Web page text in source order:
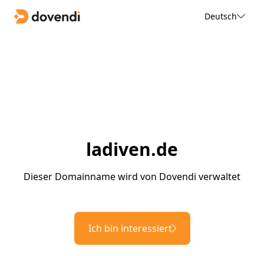
Deutsch
ladiven.de
Dieser Domainname wird von Dovendi verwaltet
Ich bin interessiert